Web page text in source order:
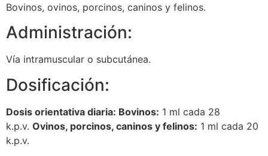
Bovinos, ovinos, porcinos, caninos y felinos.
Administración:
Vía intramuscular o subcutánea.
Dosificación:
Dosis orientativa diaria: Bovinos: 1 ml cada 28
k.p.v. Ovinos, porcinos, caninos y felinos: 1 ml cada 20
k.p.v.